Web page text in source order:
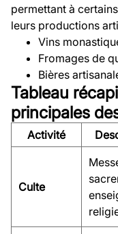
permettant à
leurs productions
Vins
Fromages de
Bières
Tableau
principales
Activité
Culte